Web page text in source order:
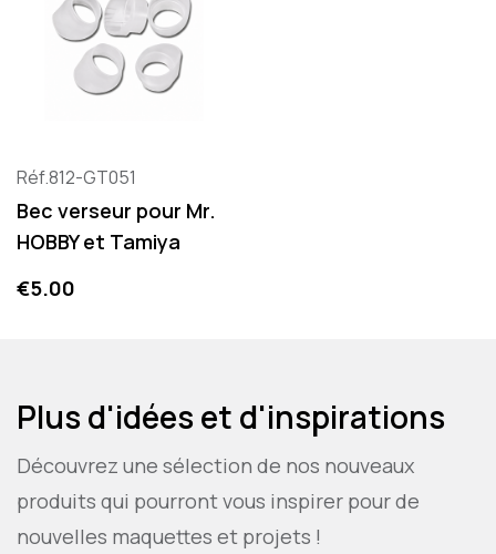
Réf.812-GT051
Bec verseur pour Mr.
HOBBY et Tamiya
Price
€5.00
Plus d'idées et d'inspirations
Découvrez une sélection de nos nouveaux
produits qui pourront vous inspirer pour de
nouvelles maquettes et projets !